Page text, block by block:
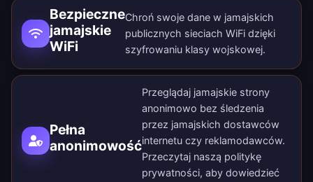
Bezpieczne
jamajskie
WiFi
Chroń swoje dane w jamajskich
publicznych sieciach WiFi dzięki
szyfrowaniu klasy wojskowej.
Pełna
anonimowość
Przeglądaj jamajskie strony
anonimowo bez śledzenia
przez jamajskich dostawców
internetu czy reklamodawców.
Przeczytaj naszą politykę
prywatności, aby dowiedzieć